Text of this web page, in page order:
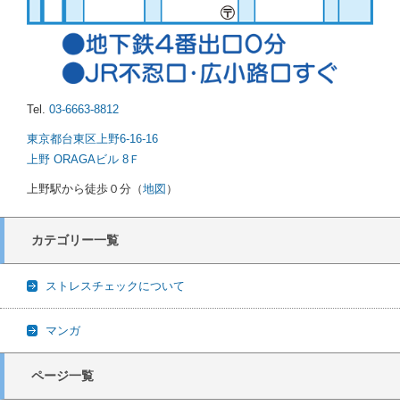
Tel. 03-6663-8812
東京都台東区上野6-16-16
上野 ORAGAビル 8Ｆ
上野駅から徒歩０分（地図 ）
カテゴリー一覧
ストレスチェックについて
マンガ
ページ一覧